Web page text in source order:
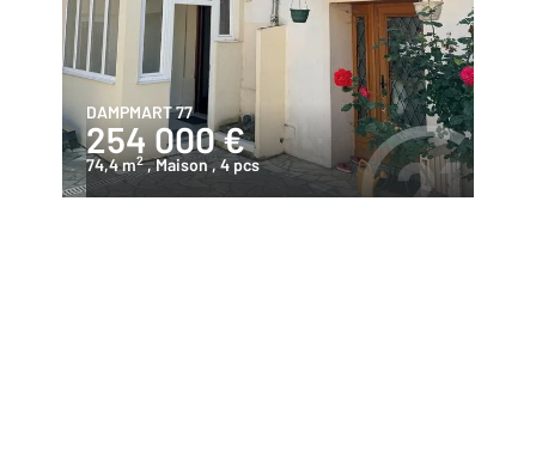
DAMPMART 77
254 000 €
74,4 m2 , Maison , 4 pcs